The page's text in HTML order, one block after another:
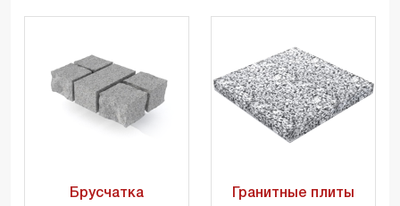
Брусчатка Гранитные плиты